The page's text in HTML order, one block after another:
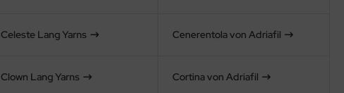
Celeste Lang Yarns Cenerentola von Adriafil
Clown Lang Yarns Cortina von Adriafil